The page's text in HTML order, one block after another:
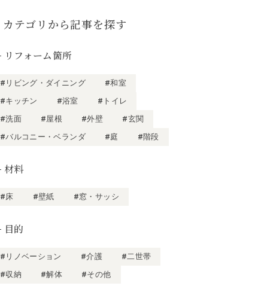
カテゴリから記事を探す
リフォーム箇所
#リビング・ダイニング
#和室
#キッチン
#浴室
#トイレ
#洗面
#屋根 #外壁
#玄関
#バルコニー・ベランダ
#庭 #階段
材料
#床 #壁紙 #窓・サッシ
目的
#リノベーション #介護
#二世帯
#収納
#解体 #その他